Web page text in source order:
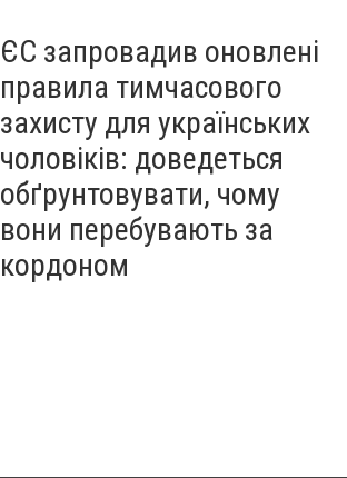
ЄС запровадив оновлені
правила тимчасового
захисту для українських
чоловіків: доведеться
обґрунтовувати, чому
вони перебувають за
кордоном